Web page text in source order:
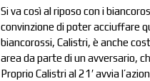
Si va così al riposo con i
convinzione di poter acciuffare
biancorossi, Calistri, è anche
area da parte di un avversario,
Proprio Calistri al 21′ avvia